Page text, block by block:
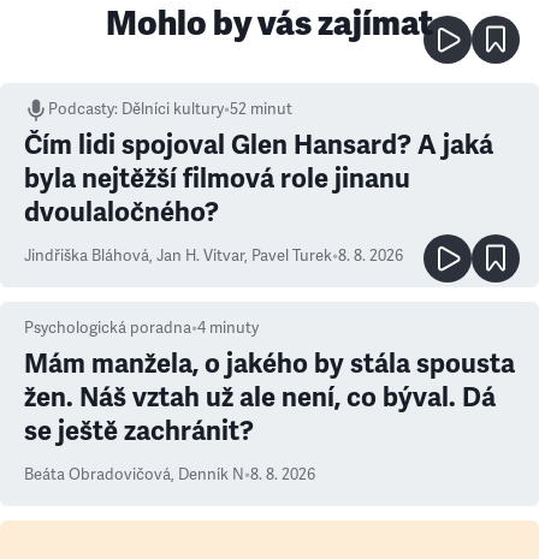
Mohlo by vás zajímat
Podcasty: Dělníci kultury•52 minut
Čím lidi spojoval Glen Hansard? A jaká
byla nejtěžší filmová role jinanu
dvoulaločného?
Jindřiška Bláhová, Jan H. Vitvar, Pavel Turek•8. 8. 2026
Psychologická poradna•4 minuty
Mám manžela, o jakého by stála spousta
žen. Náš vztah už ale není, co býval. Dá
se ještě zachránit?
Beáta Obradovičová, Denník N•8. 8. 2026